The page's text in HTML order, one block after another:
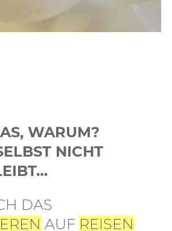
WARUM?
NICHT
DAS
AUF REISEN